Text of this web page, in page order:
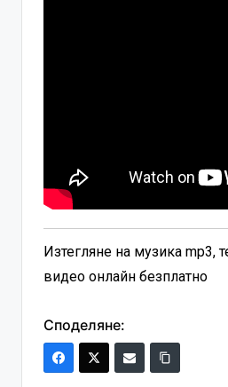
Изтегляне на музика mp3,
видео онлайн безплатно
Споделяне: